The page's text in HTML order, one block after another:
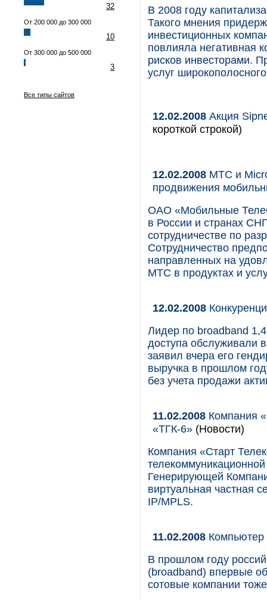
32
От 200 000 до 300 000
10
От 300 000 до 500 000
3
Все типы сайтов
В 2008 году
Такого мнения
инвестиционных
повлияла негативная
рисков инвесторами.
услуг
12.02.2008 Акция
короткой строкой)
12.02.2008 МТС и
продвижения
ОАО «Мобильные
в России и странах
сотрудничестве по
Сотрудничество
направленных на
МТС в продуктах и
12.02.2008
Лидер по broadband
доступа обслуживали
заявил вчера его
выручка в прошлом
без учета продажи
11.02.2008 Компания
«ТГК-6» (Новости)
Компания «Старт
Генерирующей
виртуальная частная
IP/MPLS.
11.02.2008 Компьютер
В прошлом году
(broadband) впервые
сотовые компании